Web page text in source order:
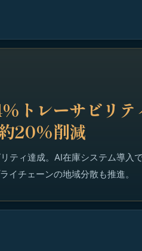
トレーサビリ
20%削減
ティ達成。AI在庫システム導入
イチェーンの地域分散も推進。